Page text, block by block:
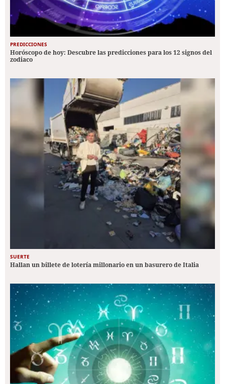
PREDICCIONES
Horóscopo de hoy: Descubre las predicciones para los 12 signos del
zodiaco
SUERTE
Hallan un billete de lotería millonario en un basurero de Italia